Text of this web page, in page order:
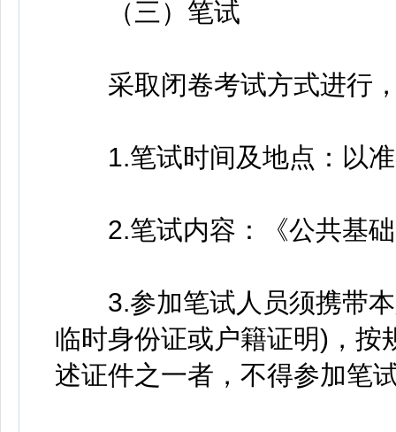
（三）笔试
采取闭卷考试方式进行，
1.笔试时间及地点：以准
2.笔试内容：《公共基础
3.参加笔试人员须携带本
临时身份证或户籍证明)，按
述证件之一者，不得参加笔